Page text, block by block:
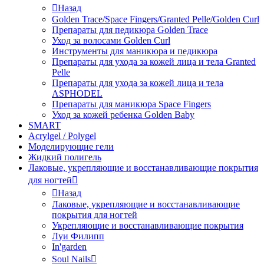
Назад
Golden Trace/Space Fingers/Granted Pelle/Golden Curl
Препараты для педикюра Golden Trace
Уход за волосами Golden Curl
Инструменты для маникюра и педикюра
Препараты для ухода за кожей лица и тела Granted
Pelle
Препараты для ухода за кожей лица и тела
ASPHODEL
Препараты для маникюра Space Fingers
Уход за кожей ребенка Golden Baby
SMART
Acrylgel / Polygel
Моделирующие гели
Жидкий полигель
Лаковые, укрепляющие и восстанавливающие покрытия
для ногтей
Назад
Лаковые, укрепляющие и восстанавливающие
покрытия для ногтей
Укрепляющие и восстанавливающие покрытия
Луи Филипп
In'garden
Soul Nails